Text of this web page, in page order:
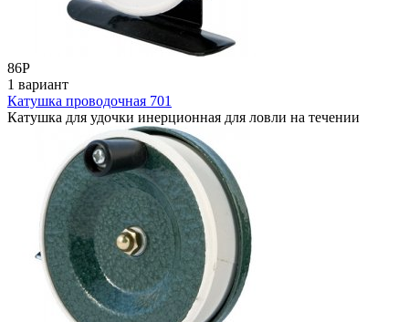
86Р
1 вариант
Катушка проводочная 701
Катушка для удочки инерционная для ловли на течении